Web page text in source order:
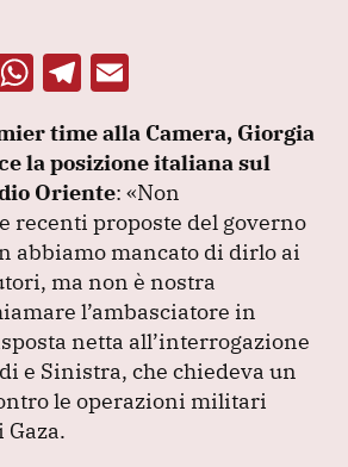
W
at
s
A
p
p
T
e
gr
a
m
ai
l
time alla Camera, Giorgia
la posizione italiana sul
Oriente: «Non
recenti proposte del governo
abbiamo mancato di dirlo ai
ma non è nostra
l’ambasciatore in
netta all’interrogazione
e Sinistra, che chiedeva un
le operazioni militari